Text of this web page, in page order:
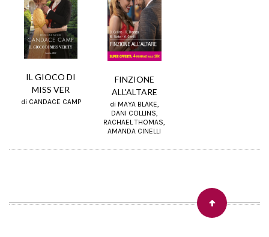
IL GIOCO DI
MISS VER
di CANDACE CAMP
FINZIONE
ALL'ALTARE
di MAYA BLAKE,
DANI COLLINS,
RACHAEL THOMAS,
AMANDA CINELLI